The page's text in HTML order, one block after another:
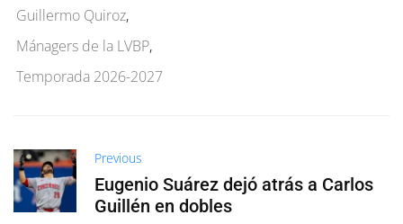
Guillermo Quiroz,
Mánagers de la LVBP,
Temporada 2026-2027
Previous
Eugenio Suárez dejó atrás a Carlos
Guillén en dobles